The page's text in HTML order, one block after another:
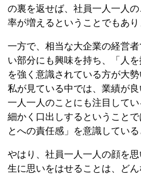
の裏を返せば、社員一人一人
率が増えるということでもあり
一方で、相当な大企業の経営
い部分にも興味を持ち、「人
を強く意識されている方が大勢
私が見ている中では、業績が
一人一人のことにも注目してい
細かく口出しするということ
とへの責任感」を意識している
やはり、社員一人一人の顔を
生に思いをはせることは、ど